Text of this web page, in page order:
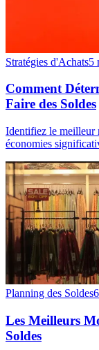
Stratégies d'Achats5
Comment
Faire des Soldes
Identifiez le meilleur
économies
Planning des Soldes6
Les Meilleurs
Soldes